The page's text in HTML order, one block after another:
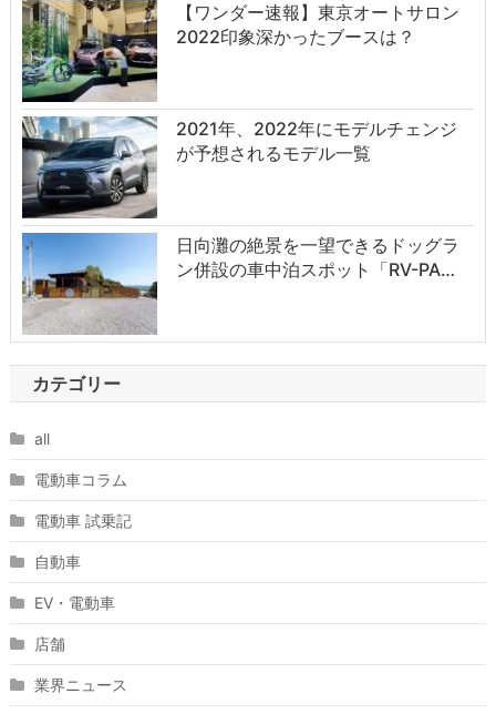
【ワンダー速報】東京オートサロン
2022印象深かったブースは？
2021年、2022年にモデルチェンジ
が予想されるモデル一覧
日向灘の絶景を一望できるドッグラ
ン併設の車中泊スポット「RV-PA…
カテゴリー
all
電動車コラム
電動車 試乗記
自動車
EV・電動車
店舗
業界ニュース